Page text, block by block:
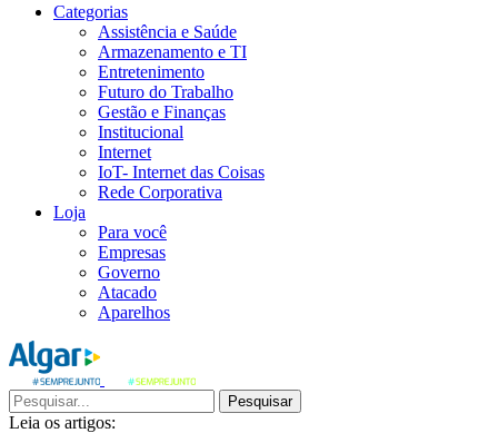
Categorias
Assistência e Saúde
Armazenamento e TI
Entretenimento
Futuro do Trabalho
Gestão e Finanças
Institucional
Internet
IoT- Internet das Coisas
Rede Corporativa
Loja
Para você
Empresas
Governo
Atacado
Aparelhos
Pesquisar
Leia os artigos: